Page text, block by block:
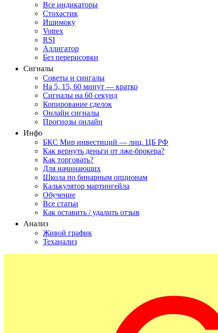
Все индикаторы
Стохастик
Ишимоку
Votrex
RSI
Аллигатор
Без перерисовки
Сигналы
Советы и сингалы
На 5, 15, 60 минут — кратко
Сигналы на 60 секунд
Копирование сделок
Онлайн сигналы
Прогнозы онлайн
Инфо
БКС Мир инвестиций — лиц. ЦБ РФ
Как вернуть деньги от лже-брокера?
Как торговать?
Для начинающих
Школа по бинарным опционам
Калькулятор мартингейла
Обучение
Все статьи
Как оставить / удалить отзыв
Анализ
Живой график
Теханализ